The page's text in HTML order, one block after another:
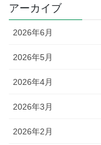
アーカイブ
2026年6月
2026年5月
2026年4月
2026年3月
2026年2月